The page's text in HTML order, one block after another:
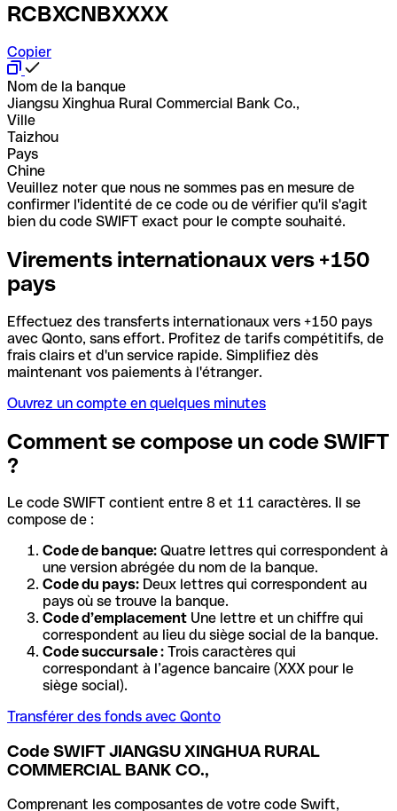
RCBXCNBXXXX
Copier
Nom de la banque
Jiangsu Xinghua Rural Commercial Bank Co.,
Ville
Taizhou
Pays
Chine
Veuillez noter que nous ne sommes pas en mesure de
confirmer l'identité de ce code ou de vérifier qu'il s'agit
bien du code SWIFT exact pour le compte souhaité.
Virements internationaux vers +150
pays
Effectuez des transferts internationaux vers +150 pays
avec Qonto, sans effort. Profitez de tarifs compétitifs, de
frais clairs et d'un service rapide. Simplifiez dès
maintenant vos paiements à l'étranger.
Ouvrez un compte en quelques minutes
Comment se compose un code SWIFT
?
Le code SWIFT contient entre 8 et 11 caractères. Il se
compose de :
Code de banque: Quatre lettres qui correspondent à
une version abrégée du nom de la banque.
Code du pays: Deux lettres qui correspondent au
pays où se trouve la banque.
Code d’emplacement Une lettre et un chiffre qui
correspondent au lieu du siège social de la banque.
Code succursale : Trois caractères qui
correspondant à l’agence bancaire (XXX pour le
siège social).
Transférer des fonds avec Qonto
Code SWIFT JIANGSU XINGHUA RURAL
COMMERCIAL BANK CO.,
Comprenant les composantes de votre code Swift,